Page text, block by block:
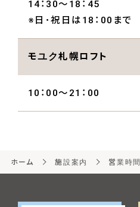
14：30～18：45
※日･祝日は18：00まで
モユク札幌ロフト
10：00〜21：00
ホーム 施設案内 営業時間